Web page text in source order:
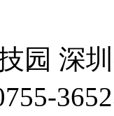
园 深